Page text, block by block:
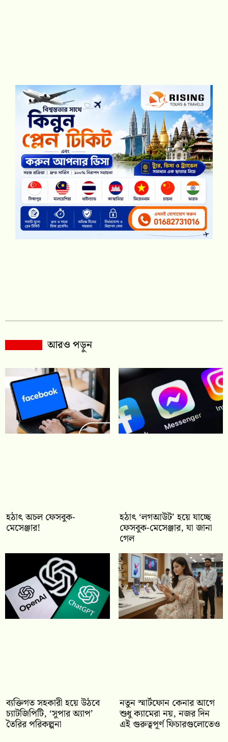
আরও পড়ুন
হঠাৎ অচল ফেসবুক-
মেসেঞ্জার!
হঠাৎ ‘লগআউট’ হয়ে যাচ্ছে
ফেসবুক-মেসেঞ্জার, যা জানা
গেল
ব্যক্তিগত সহকারী হয়ে উঠবে
চ্যাটজিপিটি, ‘সুপার অ্যাপ’
তৈরির পরিকল্পনা
নতুন স্মার্টফোন কেনার আগে
শুধু ক্যামেরা নয়, নজর দিন
এই গুরুত্বপূর্ণ ফিচারগুলোতেও